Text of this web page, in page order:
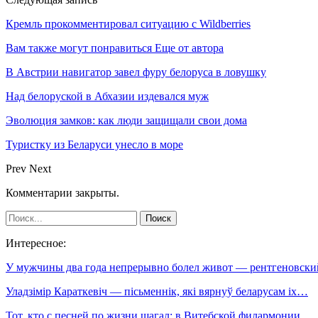
Кремль прокомментировал ситуацию с Wildberries
Вам также могут понравиться Еще от автора
В Австрии навигатор завел фуру белоруса в ловушку
Над белоруской в Абхазии издевался муж
Эволюция замков: как люди защищали свои дома
Туристку из Беларуси унесло в море
Prev Next
Комментарии закрыты.
Интересное:
У мужчины два года непрерывно болел живот —
Уладзімір Караткевіч — пісьменнік, які вярнуў беларусам іх…
Тот, кто с песней по жизни шагал: в Витебской филармонии…